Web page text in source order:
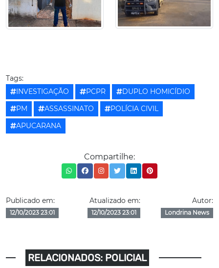
Tags:
INVESTIGAÇÃO
PCPR
DUPLO HOMICÍDIO
PM
ASSASSINATO
POLÍCIA CIVIL
APUCARANA
Compartilhe:
Publicado em:
12/10/2023 23:01
Atualizado em:
12/10/2023 23:01
Autor:
Londrina News
RELACIONADOS: POLICIAL